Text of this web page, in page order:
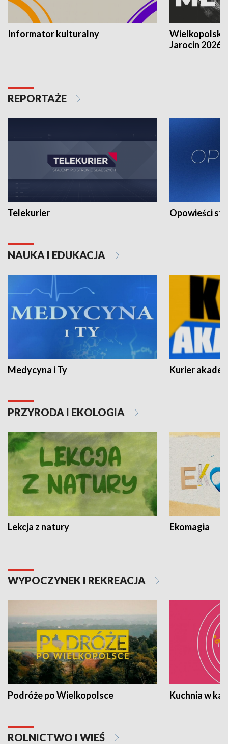
Informator kulturalny
Jarocin 2026
REPORTAŻE
Telekurier Opowieści
NAUKA I EDUKACJA
Medycyna i Ty Kurier
PRZYRODA I EKOLOGIA
Lekcja z natury Ekomagia
WYPOCZYNEK I REKREACJA
Podróże po Wielkopolsce Kuchnia w
ROLNICTWO I WIEŚ